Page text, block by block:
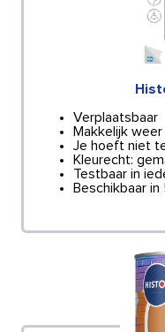
Verplaatsbaar
Makkelijk
Je hoeft niet
Kleurecht:
Testbaar in
Beschikbaar